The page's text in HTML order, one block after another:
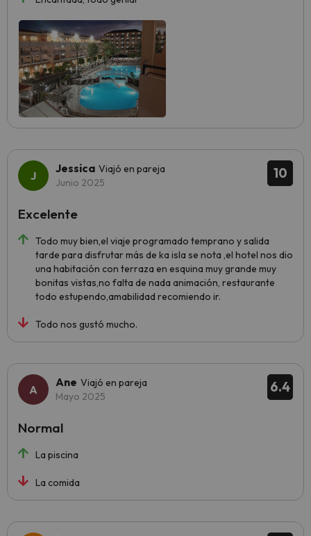
10
Jessica Viajó en pareja
Junio 2025
Todo muy bien,el viaje programado temprano y salida
tarde para disfrutar más de ka isla se nota ,el hotel nos dio
una habitación con terraza en esquina muy grande muy
bonitas vistas,no falta de nada animación, restaurante
todo estupendo,amabilidad recomiendo ir.
Todo nos gustó mucho.
Excelente
6.4
Ane Viajó en pareja
Mayo 2025
La piscina
La comida
Normal